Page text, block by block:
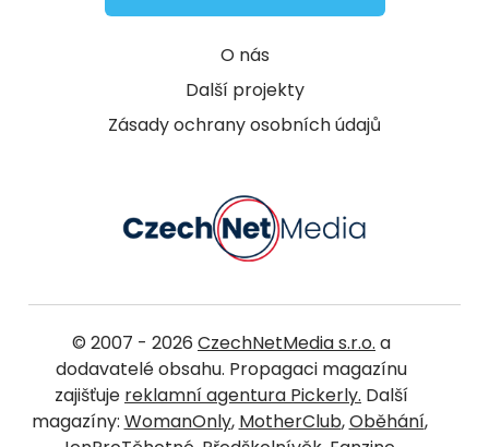
O nás
Další projekty
Zásady ochrany osobních údajů
© 2007 - 2026 CzechNetMedia s.r.o. a
dodavatelé obsahu. Propagaci magazínu
zajišťuje reklamní agentura Pickerly. Další
magazíny: WomanOnly, MotherClub,Oběhání,